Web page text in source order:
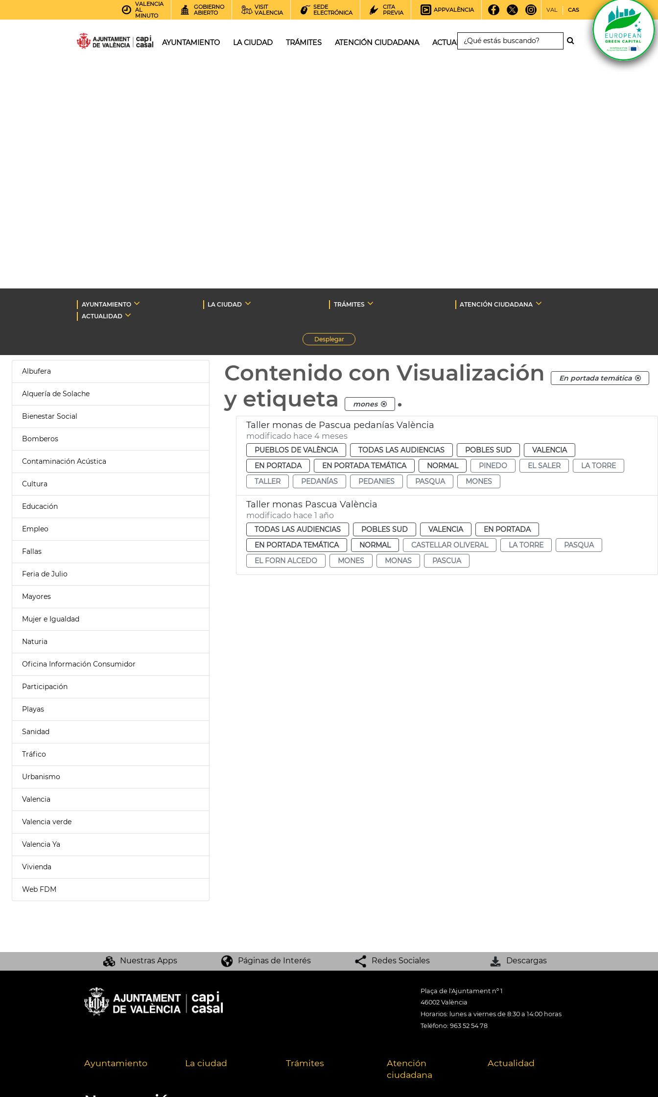
VALENCIA
AL
MINUTO
GOBIERNO
ABIERTO
VISIT
VALENCIA
SEDE
ELECTRÓNICA
CITA
PREVIA
APPVALÈNCIA VAL CAS
AYUNTAMIENTO LA CIUDAD TRÁMITES ATENCIÓN CIUDADANA ACTUALIDAD
AYUNTAMIENTO LA CIUDAD TRÁMITES
ATENCIÓN CIUDADANA
ACTUALIDAD
Desplegar
Albufera
Alquería de Solache
Bienestar Social
Bomberos
Contaminación Acústica
Cultura
Educación
Empleo
Fallas
Feria de Julio
Mayores
Mujer e Igualdad
Naturia
Oficina Información Consumidor
Participación
Playas
Sanidad
Tráfico
Urbanismo
Valencia
Valencia verde
Valencia Ya
Vivienda
Web FDM
Contenido con Visualización En portada temática
y etiqueta mones .
Taller monas de Pascua pedanías València
modificado hace 4 meses
PUEBLOS DE VALÈNCIA TODAS LAS AUDIENCIAS POBLES SUD
VALENCIA
EN PORTADA
EN PORTADA TEMÁTICA NORMAL PINEDO EL SALER
LA TORRE
TALLER
PEDANÍAS PEDANIES PASQUA MONES
Taller monas Pascua València
modificado hace 1 año
TODAS LAS AUDIENCIAS POBLES SUD VALENCIA
EN PORTADA
EN PORTADA TEMÁTICA
NORMAL CASTELLAR OLIVERAL LA TORRE
PASQUA
EL FORN ALCEDO
MONES MONAS PASCUA
Nuestras Apps Páginas de Interés Redes Sociales Descargas
Plaça de l'Ajuntament nº 1
46002 València
Horarios: lunes a viernes de 8:30 a 14:00 horas
Teléfono: 963 52 54 78
Ayuntamiento La ciudad Trámites
Atención
ciudadana
Actualidad